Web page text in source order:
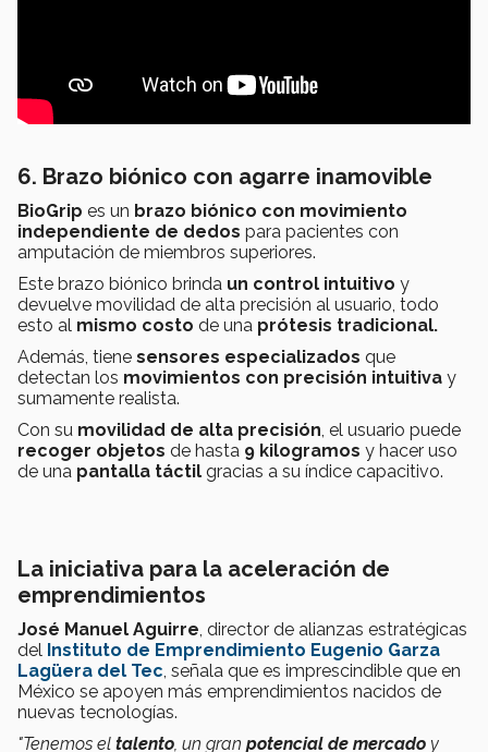
6. Brazo biónico con agarre inamovible
BioGrip es un brazo biónico con movimiento
independiente de dedos para pacientes con
amputación de miembros superiores.
Este brazo biónico brinda un control intuitivo y
devuelve movilidad de alta precisión al usuario, todo
esto al mismo costo de una prótesis tradicional.
Además, tiene sensores especializados que
detectan los movimientos con precisión intuitiva y
sumamente realista.
Con su movilidad de alta precisión, el usuario puede
recoger objetos de hasta 9 kilogramos y hacer uso
de una pantalla táctil gracias a su índice capacitivo.
La iniciativa para la aceleración de
emprendimientos
José Manuel Aguirre, director de alianzas estratégicas
del Instituto de Emprendimiento Eugenio Garza
Lagüera del Tec, señala que es imprescindible que en
México se apoyen más emprendimientos nacidos de
nuevas tecnologías.
"Tenemos el talento, un gran potencial de mercado y